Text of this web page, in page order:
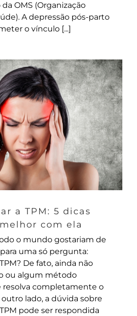
OMS (Organização
A depressão pós-parto
o vínculo [...]
a TPM: 5 dicas
com ela
o mundo gostariam de
uma só pergunta:
De fato, ainda não
ou algum método
resolva completamente o
lado, a dúvida sobre
pode ser respondida